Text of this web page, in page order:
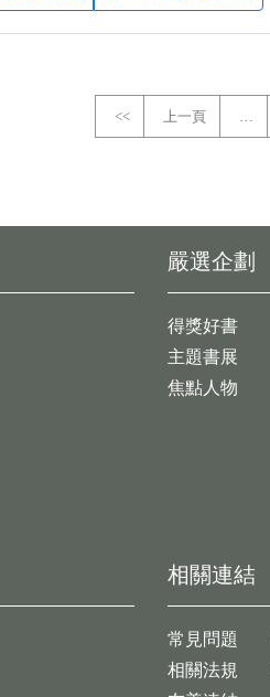
<< 上一頁
嚴選企劃
得獎好書
主題書展
焦點人物
相關連結
常見問題
相關法規